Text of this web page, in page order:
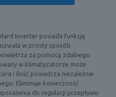
Inverter posiada funkcję
w prosty sposób
za pomocą zdalnego
w klimatyzatorze może
i ilość powietrza niezależnie
Eliminuje konieczność
do regulacji przepływu